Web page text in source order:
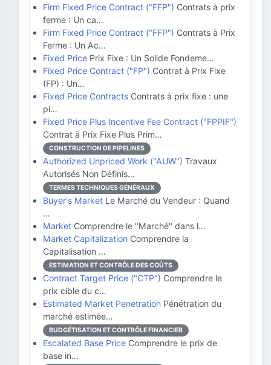
Firm Fixed Price Contract ("FFP") Contrats à prix
ferme : Un ca…
Firm Fixed Price Contract ("FFP") Contrats à Prix
Ferme : Un Ac…
Fixed Price Prix Fixe : Un Solide Fondeme…
Fixed Price Contract ("FP") Contrat à Prix Fixe
(FP) : Un…
Fixed Price Contracts Contrats à prix fixe : une
pi…
Fixed Price Plus Incentive Fee Contract ("FPPIF")
Contrat à Prix Fixe Plus Prim…
CONSTRUCTION DE PIPELINES
Authorized Unpriced Work ("AUW") Travaux
Autorisés Non Définis…
TERMES TECHNIQUES GÉNÉRAUX
Buyer's Market Le Marché du Vendeur : Quand
…
Market Comprendre le "Marché" dans l…
Market Capitalization Comprendre la
Capitalisation …
ESTIMATION ET CONTRÔLE DES COÛTS
Contract Target Price ("CTP") Comprendre le
prix cible du c…
Estimated Market Penetration Pénétration du
marché estimée…
BUDGÉTISATION ET CONTRÔLE FINANCIER
Escalated Base Price Comprendre le prix de
base in…